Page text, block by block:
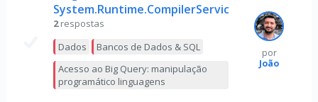
System.Runtime.CompilerServices.Unsafe.dll
2 respostas
Dados
Bancos de Dados & SQL
Acesso ao Big Query: manipulação
programático linguagens
por
João